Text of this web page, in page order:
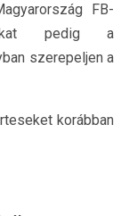
FB-
pedig a
szerepeljen a
korábban